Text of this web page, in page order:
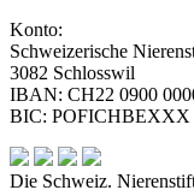
Konto:
Schweizerische
3082 Schlosswil
IBAN: CH22 0900
BIC: POFICHBEXXX
Die Schweiz.